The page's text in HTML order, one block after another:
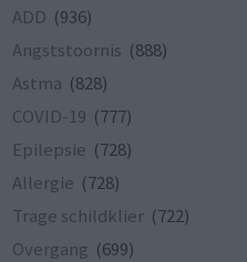
ADD (936)
Angststoornis (888)
Astma (828)
COVID-19 (777)
Epilepsie (728)
Allergie (728)
Trage schildklier (722)
Overgang (699)